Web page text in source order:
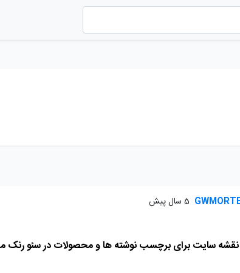
5 سال پیش
سایت برای برچسب نوشته ها و محصولات در سئو رنک م